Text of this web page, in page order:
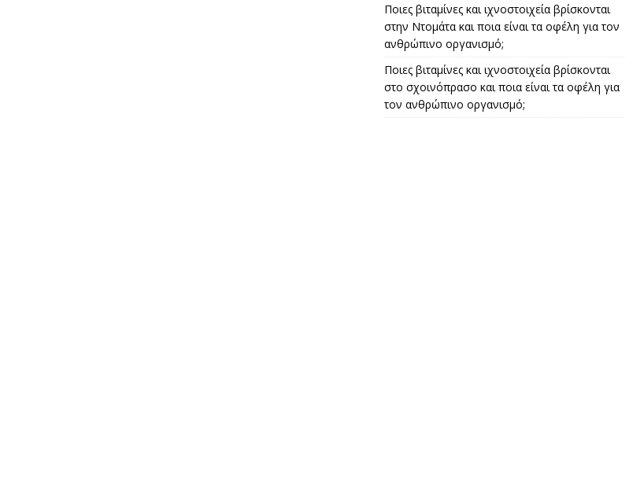
Ποιες βιταμίνες και ιχνοστοιχεία βρίσκονται
στην Ντομάτα και ποια είναι τα οφέλη για τον
ανθρώπινο οργανισμό;
Ποιες βιταμίνες και ιχνοστοιχεία βρίσκονται
στο σχοινόπρασο και ποια είναι τα οφέλη για
τον ανθρώπινο οργανισμό;